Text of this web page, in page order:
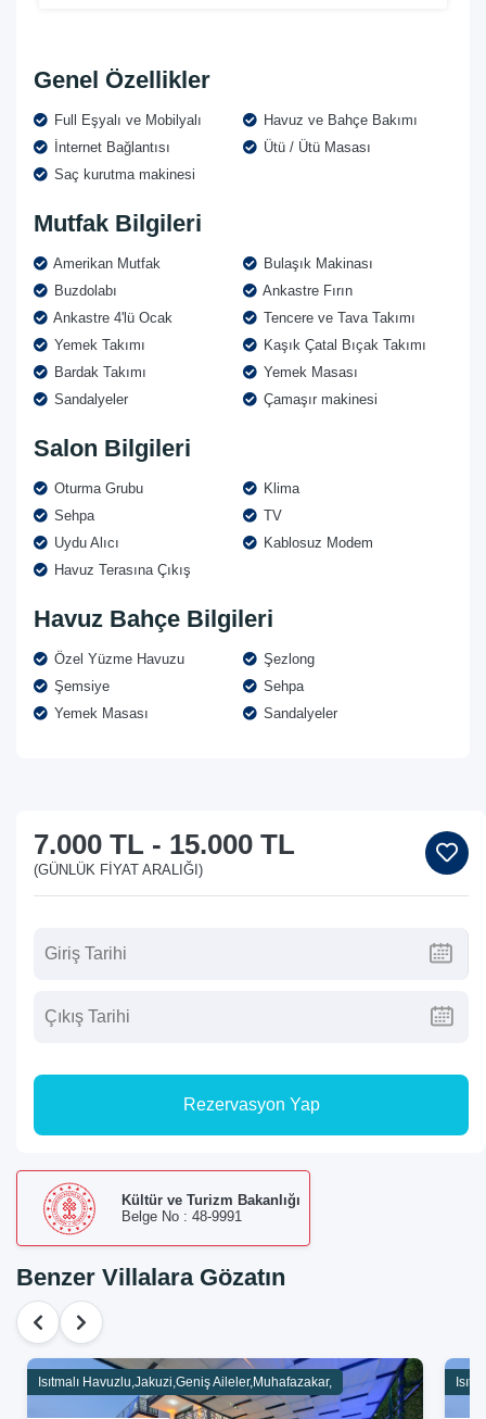
Genel Özellikler
Full Eşyalı ve Mobilyalı
Havuz ve Bahçe Bakımı
İnternet Bağlantısı
Ütü / Ütü Masası
Saç kurutma makinesi
Mutfak Bilgileri
Amerikan Mutfak
Bulaşık Makinası
Buzdolabı
Ankastre Fırın
Ankastre 4'lü Ocak
Tencere ve Tava Takımı
Yemek Takımı
Kaşık Çatal Bıçak Takımı
Bardak Takımı
Yemek Masası
Sandalyeler
Çamaşır makinesi
Salon Bilgileri
Oturma Grubu
Klima
Sehpa
TV
Uydu Alıcı
Kablosuz Modem
Havuz Terasına Çıkış
Havuz Bahçe Bilgileri
Özel Yüzme Havuzu
Şezlong
Şemsiye
Sehpa
Yemek Masası
Sandalyeler
7.000 TL - 15.000 TL
(GÜNLÜK FIYAT ARALIĞI)
Rezervasyon Yap
Kültür ve Turizm Bakanlığı
Belge No : 48-9991
Benzer Villalara Gözatın
Isıtmalı Havuzlu,Jakuzi,Geniş Aileler,Muhafazakar,